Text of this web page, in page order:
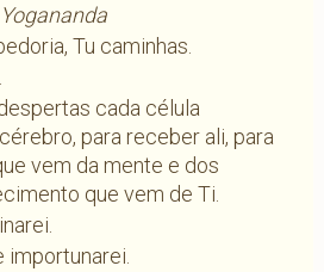
Tu caminhas.
cada célula
para receber ali, para
vem da mente e dos
que vem de Ti.
importunarei.